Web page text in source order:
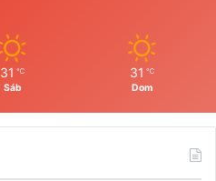
31 ℃
Sáb
31 ℃
Dom